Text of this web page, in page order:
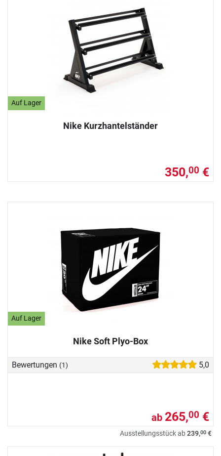
Auf Lager
Nike Kurzhantelständer
350,00 €
Auf Lager
Nike Soft Plyo-Box
Bewertungen (1) 5,0
ab 265,00 €
Ausstellungsstück ab239,00 €